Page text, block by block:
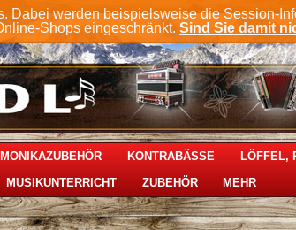
werden beispielsweise die Session-
Shops eingeschränkt. Sind Sie damit
KONTRABÄSSE LÖFFEL,
MUSIKUNTERRICHT ZUBEHÖR MEHR